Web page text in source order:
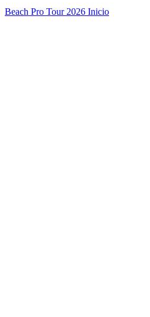
Beach Pro Tour 2026 Inicio